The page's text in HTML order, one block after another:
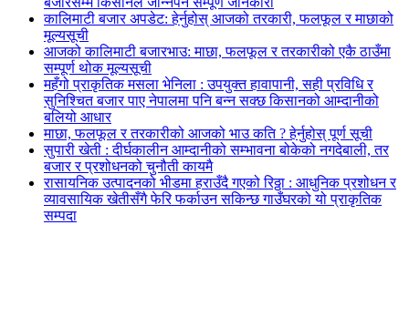
कालिमाटी बजार अपडेट: हेर्नुहोस् आजको तरकारी, फलफूल र माछाको
मूल्यसूची
आजको कालिमाटी बजारभाउ: माछा, फलफूल र तरकारीको एकै ठाउँमा
सम्पूर्ण थोक मूल्यसूची
महँगो प्राकृतिक मसला भेनिला : उपयुक्त हावापानी, सही प्रविधि र
सुनिश्चित बजार पाए नेपालमा पनि बन्न सक्छ किसानको आम्दानीको
बलियो आधार
माछा, फलफूल र तरकारीको आजको भाउ कति ? हेर्नुहोस् पूर्ण सूची
सुपारी खेती : दीर्घकालीन आम्दानीको सम्भावना बोकेको नगदेबाली, तर
बजार र प्रशोधनको चुनौती कायमै
रासायनिक उत्पादनको भीडमा हराउँदै गएको रिठ्ठा : आधुनिक प्रशोधन र
व्यावसायिक खेतीसँगै फेरि फर्काउन सकिन्छ गाउँघरको यो प्राकृतिक
सम्पदा